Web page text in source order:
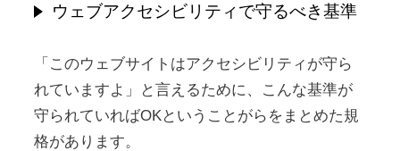
ウェブアクセシビリティで守るべき基準
「このウェブサイトはアクセシビリティが守ら
れていますよ」と言えるために、こんな基準が
守られていればOKということがらをまとめた規
格があります。